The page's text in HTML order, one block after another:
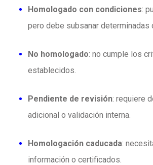
Homologado con condiciones:
pero debe subsanar determinadas
No homologado: no cumple los
establecidos.
Pendiente de revisión: requiere
adicional o validación interna.
Homologación caducada:
información o certificados.